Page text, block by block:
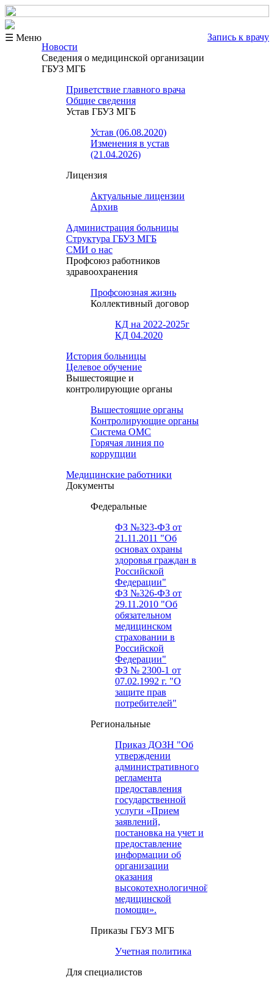
☰ Меню
Запись к врачу
Новости
Сведения о медицинской организации
ГБУЗ МГБ
Приветствие главного врача
Общие сведения
Устав ГБУЗ МГБ
Устав (06.08.2020)
Изменения в устав
(21.04.2026)
Лицензия
Актуальные лицензии
Архив
Администрация больницы
Структура ГБУЗ МГБ
СМИ о нас
Профсоюз работников
здравоохранения
Профсоюзная жизнь
Коллективный договор
КД на 2022-2025г
КД 04.2020
История больницы
Целевое обучение
Вышестоящие и
контролирующие органы
Вышестоящие органы
Контролирующие органы
Система ОМС
Горячая линия по
коррупции
Медицинские работники
Документы
Федеральные
ФЗ №323-ФЗ от
21.11.2011 "Об
основах охраны
здоровья граждан в
Российской
Федерации"
ФЗ №326-ФЗ от
29.11.2010 "Об
обязательном
медицинском
страховании в
Российской
Федерации"
ФЗ № 2300-1 от
07.02.1992 г. "О
защите прав
потребителей"
Региональные
Приказ ДОЗН "Об
утверждении
административного
регламента
предоставления
государственной
услуги «Прием
заявлений,
постановка на учет и
предоставление
информации об
организации
оказания
высокотехнологичной
медицинской
помощи».
Приказы ГБУЗ МГБ
Учетная политика
Для специалистов